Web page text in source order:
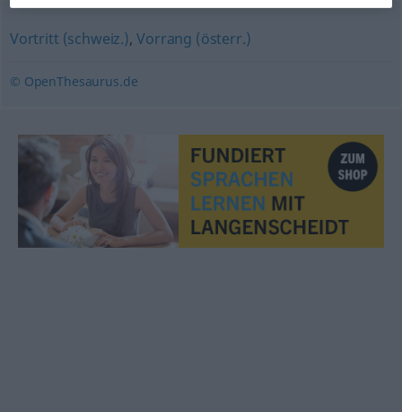
Vortritt (schweiz.),Vorrang (österr.)
© OpenThesaurus.de